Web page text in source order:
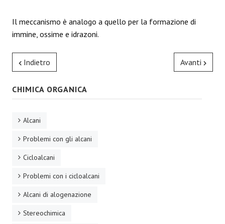
Il meccanismo è analogo a quello per la formazione di
immine, ossime e idrazoni.
Indietro Avanti
CHIMICA ORGANICA
Alcani
Problemi con gli alcani
Cicloalcani
Problemi con i cicloalcani
Alcani di alogenazione
Stereochimica